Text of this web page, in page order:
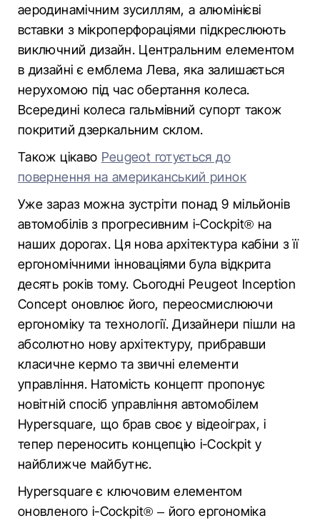
аеродинамічним зусиллям, а алюмінієві
вставки з мікроперфораціями підкреслюють
виключний дизайн. Центральним елементом
в дизайні є емблема Лева, яка залишається
нерухомою під час обертання колеса.
Всередині колеса гальмівний супорт також
покритий дзеркальним склом.
Також цікаво Peugeot готується до
повернення на американський ринок
Уже зараз можна зустріти понад 9 мільйонів
автомобілів з прогресивним i-Cockpit® на
наших дорогах. Ця нова архітектура кабіни з її
ергономічними інноваціями була відкрита
десять років тому. Сьогодні Peugeot Inception
Concept оновлює його, переосмислюючи
ергономіку та технології. Дизайнери пішли на
абсолютно нову архітектуру, прибравши
класичне кермо та звичні елементи
управління. Натомість концепт пропонує
новітній спосіб управління автомобілем
Hypersquare, що брав своє у відеоіграх, і
тепер переносить концепцію i-Cockpit у
найближче майбутнє.
Hypersquare є ключовим елементом
оновленого i-Cockpit® – його ергономіка